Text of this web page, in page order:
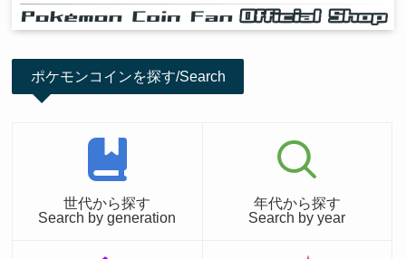
ポケモンコインを探す/Search
世代から探す
Search by generation
年代から探す
Search by year